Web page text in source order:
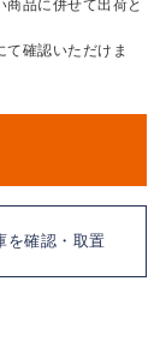
品に併せて出荷と
確認いただけま
を確認・取置